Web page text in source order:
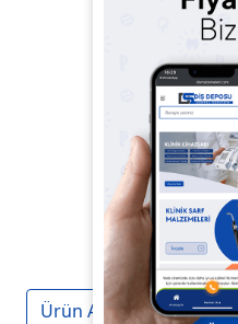
Ürün Açıklaması